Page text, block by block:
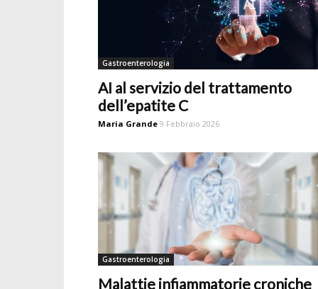
Gastroenterologia
AI al servizio del trattamento
dell’epatite C
Maria Grande 9 Febbraio 2026
Gastroenterologia
Malattie infiammatorie croniche